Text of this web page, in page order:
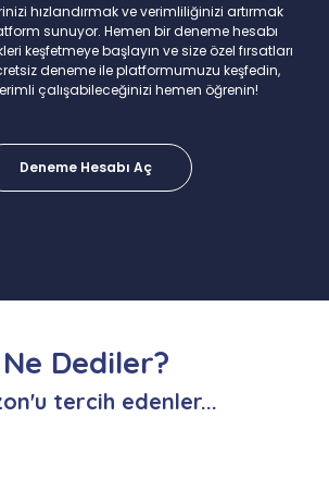
hızlandırmak ve verimliliğinizi artırmak
sunuyor. Hemen bir deneme hesabı
keşfetmeye başlayın ve size özel fırsatları
deneme ile platformumuzu keşfedin,
çalışabileceğinizi hemen öğrenin!
Deneme Hesabı Aç
Ne Dediler?
tercih edenler...